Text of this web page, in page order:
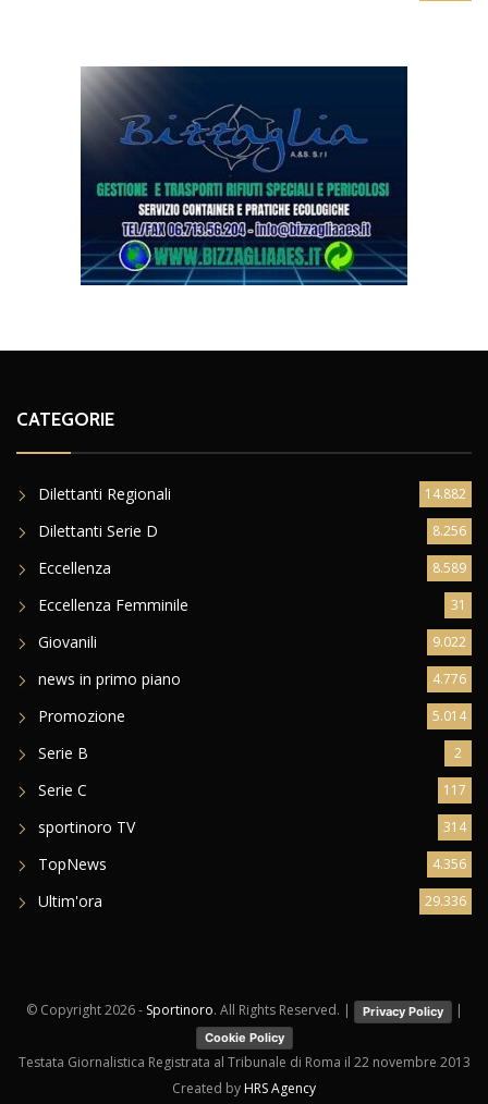
CATEGORIE
Dilettanti Regionali 14.882
Dilettanti Serie D 8.256
Eccellenza 8.589
Eccellenza Femminile 31
Giovanili 9.022
news in primo piano 4.776
Promozione 5.014
Serie B 2
Serie C 117
sportinoro TV 314
TopNews 4.356
Ultim'ora 29.336
© Copyright2026 - Sportinoro. All Rights Reserved. | Privacy Policy |
Cookie Policy
Testata Giornalistica Registrata al Tribunale di Roma il 22 novembre 2013
Created by HRS Agency